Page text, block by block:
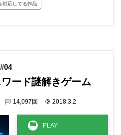
対応してる作品
#04
ワード謎解きゲーム
14,097回 © 2018.3.2